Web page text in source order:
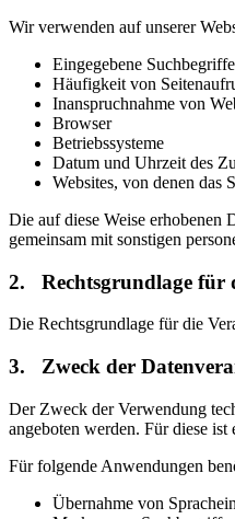
Wir verwenden auf unserer
Eingegebene Suchbegriffe
Häufigkeit von
Inanspruchnahme von
Browser
Betriebssysteme
Datum und Uhrzeit des
Websites, von denen das
Die auf diese Weise erhobenen
gemeinsam mit sonstigen
2. Rechtsgrundlage für
Die Rechtsgrundlage für die
3. Zweck der
Der Zweck der Verwendung
angeboten werden. Für diese
Für folgende Anwendungen
Übernahme von